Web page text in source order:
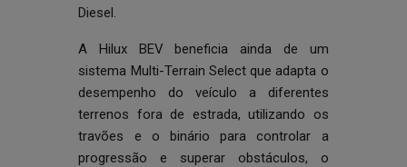
Diesel.
A Hilux BEV beneficia ainda de um
sistema Multi-Terrain Select que adapta o
desempenho do veículo a diferentes
terrenos fora de estrada, utilizando os
travões e o binário para controlar a
progressão e superar obstáculos, o